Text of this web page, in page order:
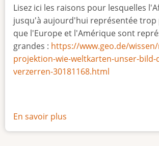
Lisez ici les raisons pour lesquelles
jusqu'à aujourd'hui représentée trop
que l'Europe et l'Amérique sont
grandes : https://www.geo.de/
projektion-wie-weltkarten-unser-bild-
verzerren-30181168.html
En savoir plus
La